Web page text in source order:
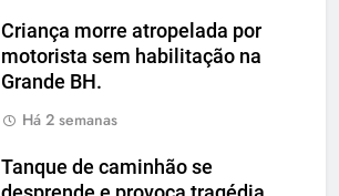
Criança morre atropelada por
motorista sem habilitação na
Grande BH.
Há 2 semanas
Tanque de caminhão se